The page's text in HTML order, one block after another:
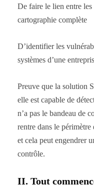
De faire le lien entre
cartographie complète
D’identifier les
systèmes d’une
Preuve que la solution
elle est capable de
n’a pas le bandeau de
rentre dans le périmètre
et cela peut engendrer
contrôle.
II. Tout